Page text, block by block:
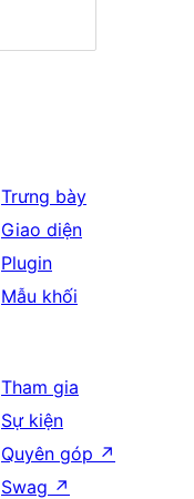
Trưng bày
Giao diện
Plugin
Mẫu khối
Tham gia
Sự kiện
Quyên góp ↗
Swag ↗